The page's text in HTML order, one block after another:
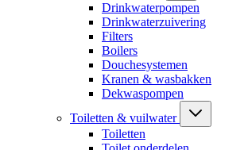
Drinkwaterpompen
Drinkwaterzuivering
Filters
Boilers
Douchesystemen
Kranen & wasbakken
Dekwaspompen
Toiletten & vuilwater
Toiletten